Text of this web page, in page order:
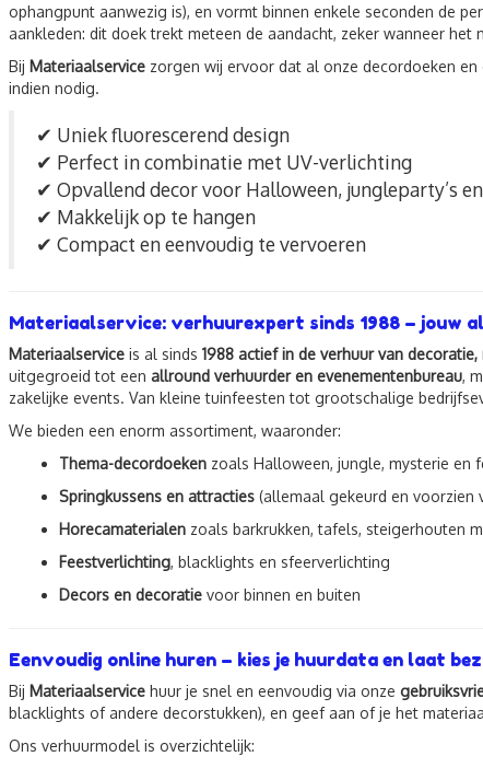
ophangpunt aanwezig is), en vormt binnen enkele seconden de
aankleden: dit doek trekt meteen de aandacht, zeker wanneer het
Bij Materiaalservice zorgen wij ervoor dat al onze decordoeken
indien nodig.
✔ Uniek fluorescerend design
✔ Perfect in combinatie met UV-verlichting
✔ Opvallend decor voor Halloween, jungleparty’s
✔ Makkelijk op te hangen
✔ Compact en eenvoudig te vervoeren
Materiaalservice: verhuurexpert sinds 1988 – jouw
Materiaalservice is al sinds 1988 actief in de verhuur van
uitgegroeid tot een allround verhuurder en evenementenbureau,
zakelijke events. Van kleine tuinfeesten tot grootschalige
We bieden een enorm assortiment, waaronder:
Thema-decordoeken zoals Halloween, jungle, mysterie en
Springkussens en attracties (allemaal gekeurd en voorzien
Horecamaterialen zoals barkrukken, tafels, steigerhouten
Feestverlichting, blacklights en sfeerverlichting
Decors en decoratie voor binnen en buiten
Eenvoudig online huren – kies je huurdata en laat
Bij Materiaalservice huur je snel en eenvoudig via onze
blacklights of andere decorstukken), en geef aan of je het
Ons verhuurmodel is overzichtelijk: